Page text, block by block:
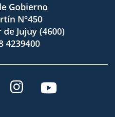
Gobierno
Nº450
Jujuy (4600)
4239400